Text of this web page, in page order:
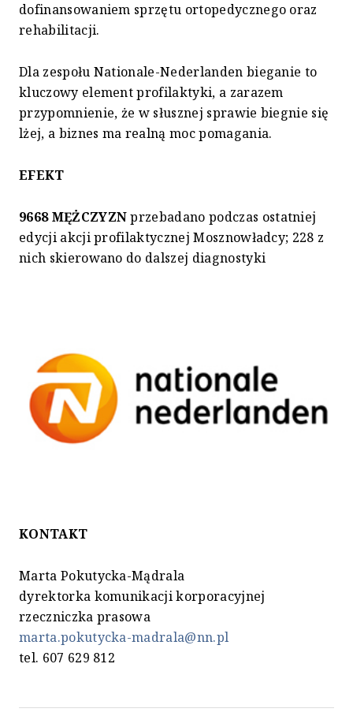
dofinansowaniem sprzętu ortopedycznego oraz
rehabilitacji.
Dla zespołu Nationale-Nederlanden bieganie to
kluczowy element profilaktyki, a zarazem
przypomnienie, że w słusznej sprawie biegnie się
lżej, a biznes ma realną moc pomagania.
EFEKT
9668 MĘŻCZYZNprzebadano podczas ostatniej
edycji akcji profilaktycznej Mosznowładcy; 228 z
nich skierowano do dalszej diagnostyki
KONTAKT
Marta Pokutycka-Mądrala
dyrektorka komunikacji korporacyjnej
rzeczniczka prasowa
marta.pokutycka-madrala@nn.pl
tel. 607 629 812